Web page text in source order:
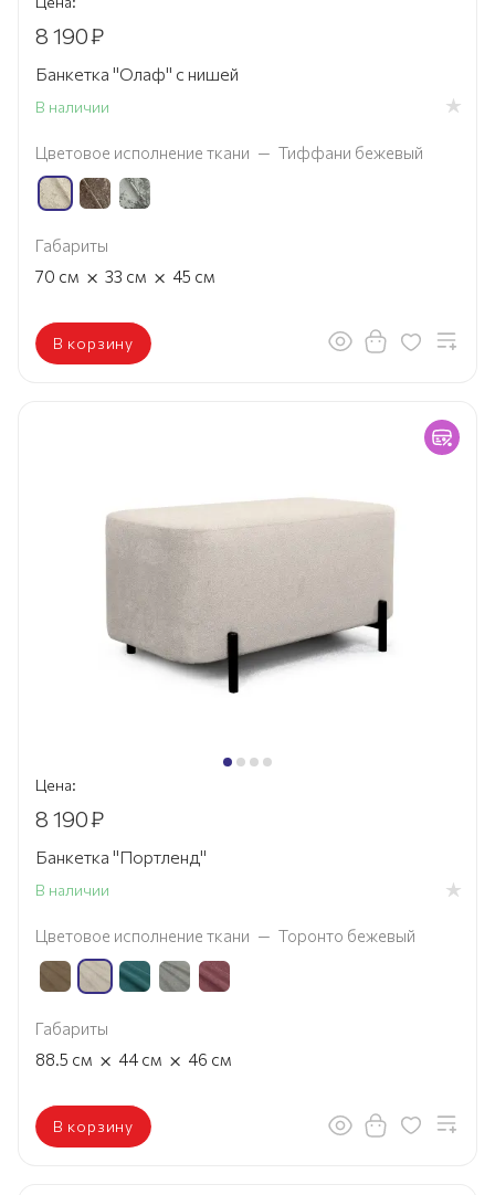
8 190₽
Банкетка "Олаф" с нишей
В наличии
Цветовое исполнение ткани — Тиффани бежевый
Габариты
70 см × 33 см × 45 см
В корзину
Цена:
8 190₽
Банкетка "Портленд"
В наличии
Цветовое исполнение ткани — Торонто бежевый
Габариты
88.5 см × 44 см × 46 см
В корзину